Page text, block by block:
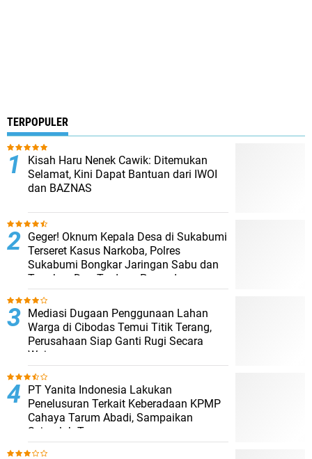
TERPOPULER
Kisah Haru Nenek Cawik: Ditemukan
Selamat, Kini Dapat Bantuan dari IWOI
dan BAZNAS
Geger! Oknum Kepala Desa di Sukabumi
Terseret Kasus Narkoba, Polres
Sukabumi Bongkar Jaringan Sabu dan
Tangkap Dua Terduga Pengedar
Mediasi Dugaan Penggunaan Lahan
Warga di Cibodas Temui Titik Terang,
Perusahaan Siap Ganti Rugi Secara
Wajar
PT Yanita Indonesia Lakukan
Penelusuran Terkait Keberadaan KPMP
Cahaya Tarum Abadi, Sampaikan
Sejumlah Temuan